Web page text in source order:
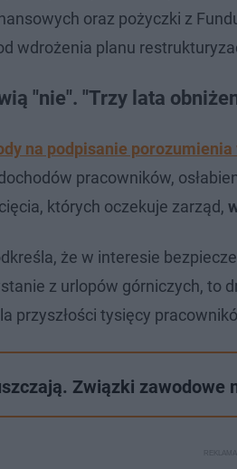
oraz pożyczki z
wdrożenia planu
"nie". "Trzy lata
na podpisanie
pracowników,
których oczekuje zarząd,
że w interesie
z urlopów górniczych, to
przyszłości tysięcy
Związki